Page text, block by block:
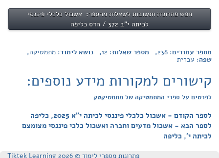
חפש פתרונות ותשובות לשאלות מהספר: אשכול כלכלי פיננסי
לכיתה י"ב 372 / הדס כליפה
מספר עמודים: 238, מספר שאלות: 12, נושא לימוד: מתמטיקה,
שפה: עברית
קישורים למקורות מידע נוספים:
לפרטים על ספרי המתמטיקה של מתמטיקטק
לספר הקודם - אשכול כלכלי פיננסי לכיתה י"א 2025, כליפה
לספר הבא - אשכול מדעים וחברה ואשכול כלכי פיננסי מצומצם
לכיתה י', כליפה
פתרונות מספרי לימוד © Tiktek Learning 2026